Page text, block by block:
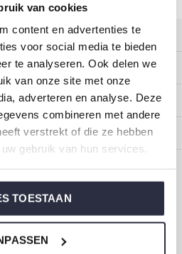
van cookies
content en advertenties te
voor social media te bieden
te analyseren. Ook delen we
van onze site met onze
adverteren en analyse. Deze
combineren met andere
verstrekt of die ze hebben
gebruik van hun services.
TOESTAAN
EMAIL US
MERKEN